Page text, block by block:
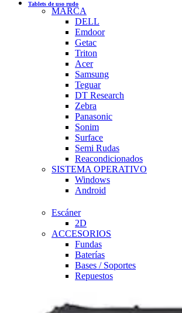
Tablets de uso rudo
MARCA
DELL
Emdoor
Getac
Triton
Acer
Samsung
Teguar
DT Research
Zebra
Panasonic
Sonim
Surface
Semi Rudas
Reacondicionados
SISTEMA OPERATIVO
Windows
Android
Escáner
2D
ACCESORIOS
Fundas
Baterías
Bases / Soportes
Repuestos